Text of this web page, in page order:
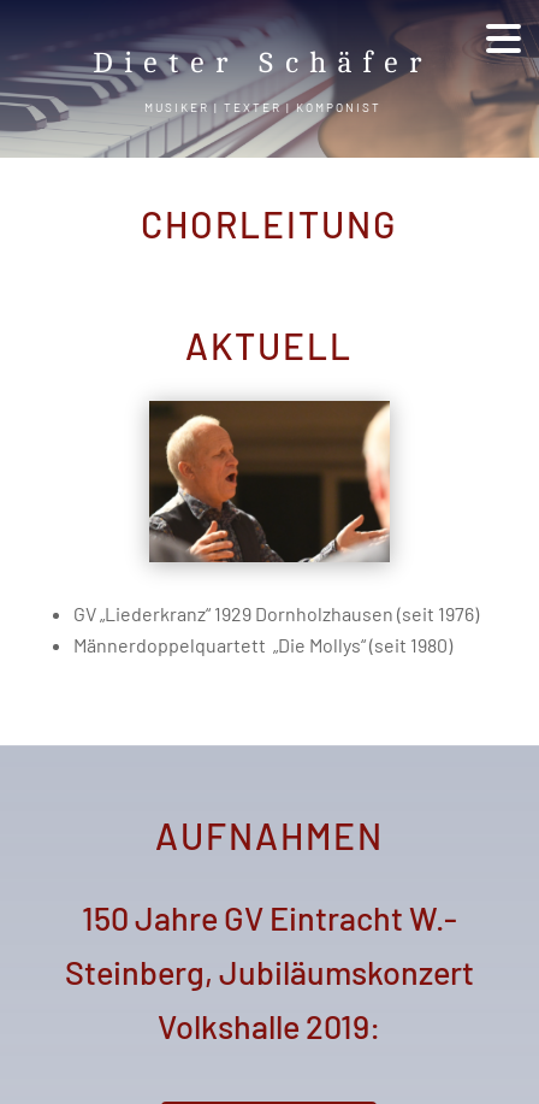
Dieter Schäfer
MUSIKER | TEXTER | KOMPONIST
CHORLEITUNG
AKTUELL
GV „Liederkranz“ 1929 Dornholzhausen (seit 1976)
Männerdoppelquartett „Die Mollys“ (seit 1980)
AUFNAHMEN
150 Jahre GV Eintracht W.-
Steinberg, Jubiläumskonzert
Volkshalle 2019: